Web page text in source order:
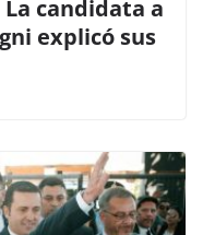
candidata a
explicó sus